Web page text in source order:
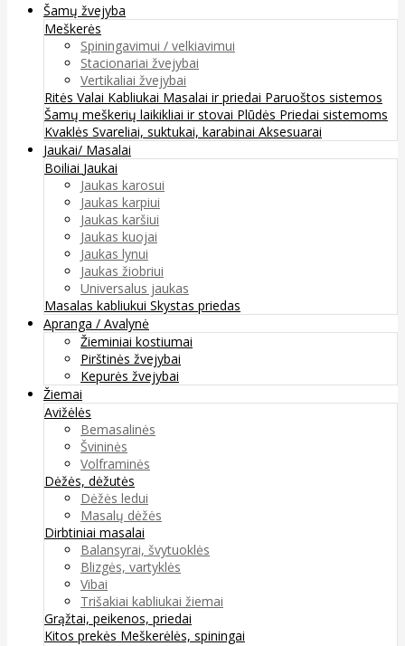
Šamų žvejyba
Meškerės
Spiningavimui / velkiavimui
Stacionariai žvejybai
Vertikaliai žvejybai
Ritės Valai Kabliukai Masalai ir priedai Paruoštos sistemos
Šamų meškerių laikikliai ir stovai Plūdės Priedai sistemoms
Kvaklės Svareliai, suktukai, karabinai Aksesuarai
Jaukai/ Masalai
Boiliai Jaukai
Jaukas karosui
Jaukas karpiui
Jaukas karšiui
Jaukas kuojai
Jaukas lynui
Jaukas žiobriui
Universalus jaukas
Masalas kabliukui Skystas priedas
Apranga / Avalynė
Žieminiai kostiumai
Pirštinės žvejybai
Kepurės žvejybai
Žiemai
Avižėlės
Bemasalinės
Švininės
Volframinės
Dėžės, dėžutės
Dėžės ledui
Masalų dėžės
Dirbtiniai masalai
Balansyrai, švytuoklės
Blizgės, vartyklės
Vibai
Trišakiai kabliukai žiemai
Grąžtai, peikenos, priedai
Kitos prekės Meškerėlės, spiningai